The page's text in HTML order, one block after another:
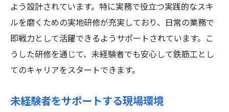
よう設計されています。特に実務で役立つ実践的なスキ
ルを磨くための実地研修が充実しており、日常の業務で
即戦力として活躍できるようサポートされています。こ
うした研修を通じて、未経験者でも安心して鉄筋工とし
てのキャリアをスタートできます。
未経験者をサポートする現場環境